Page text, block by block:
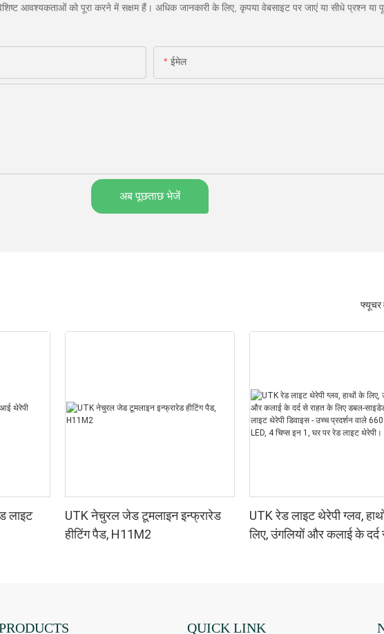
आवश्यकताओं को पूरा करने में सक्षम हैं। अधिक जानकारी के लिए, कृपया वेबसाइट पर जाएं या सीधे प्रश्न
ईमेल
अब पूछताछ भेजें
फ्यूचर
लाइट
UTK नेचुरल जेड टूमलाइन इन्फ्रारेड
हीटिंग पैड, H11M2
UTK रेड लाइट थेरेपी ग्लव,
लिए, उंगलियों और कलाई के दर्द
QUICK LINK